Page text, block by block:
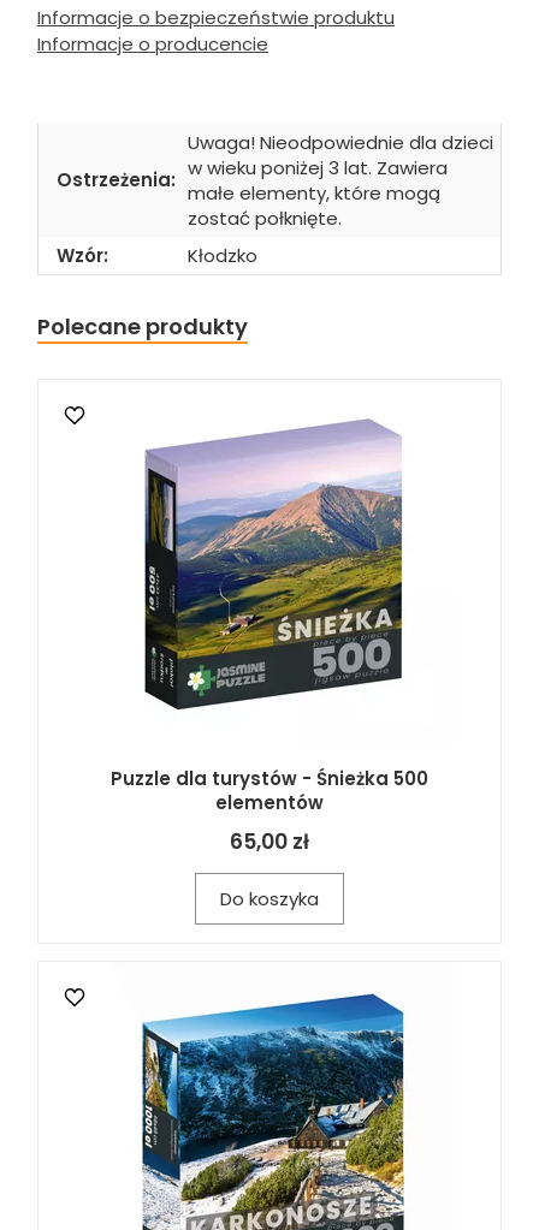
Informacje o bezpieczeństwie produktu
Informacje o producencie
Ostrzeżenia:
Uwaga! Nieodpowiednie dla dzieci
w wieku poniżej 3 lat. Zawiera
małe elementy, które mogą
zostać połknięte.
Wzór:
Kłodzko
Polecane produkty
Puzzle dla turystów - Śnieżka 500
elementów
65,00 zł
Do koszyka